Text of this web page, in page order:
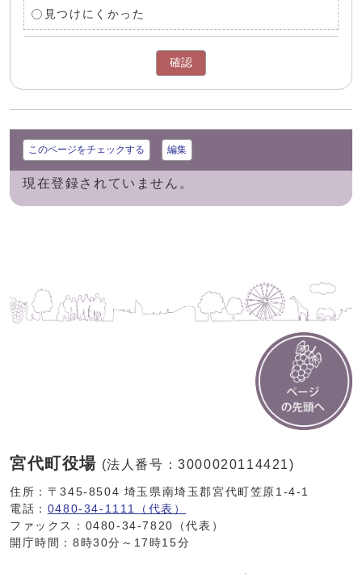
見つけにくかった
確認
このページをチェックする 編集
現在登録されていません。
宮代町役場 (法人番号：3000020114421)
住所：〒345-8504 埼玉県南埼玉郡宮代町笠原1-4-1
電話： 0480-34-1111（代表）
ファックス：0480-34-7820（代表）
開庁時間：8時30分～17時15分